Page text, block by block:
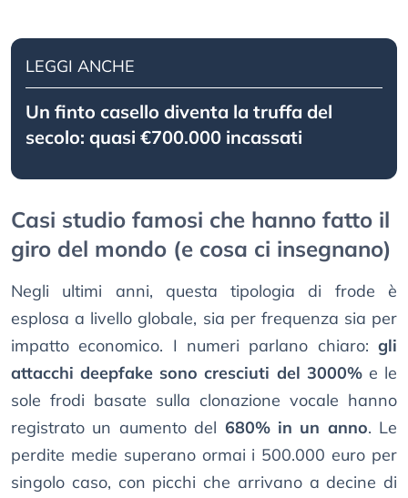
LEGGI ANCHE
Un finto casello diventa la truffa del
secolo: quasi €700.000 incassati
Casi studio famosi che hanno fatto il
giro del mondo (e cosa ci insegnano)
Negli ultimi anni, questa tipologia di frode è
esplosa a livello globale, sia per frequenza sia per
impatto economico. I numeri parlano chiaro: gli
attacchi deepfake sono cresciuti del 3000%e le
sole frodi basate sulla clonazione vocale hanno
registrato un aumento del 680% in un anno. Le
perdite medie superano ormai i 500.000 euro per
singolo caso, con picchi che arrivano a decine di